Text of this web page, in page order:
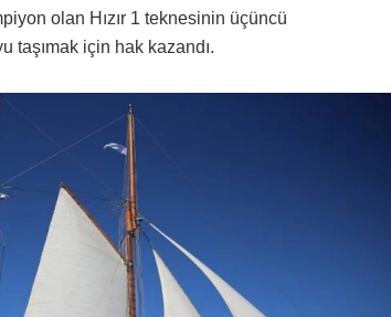
olan Hızır 1 teknesinin üçüncü
taşımak için hak kazandı.